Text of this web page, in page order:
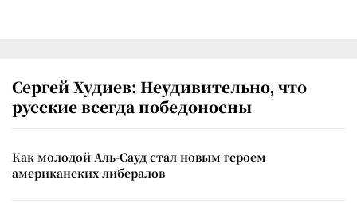
Сергей Худиев: Неудивительно, что
русские всегда победоносны
Как молодой Аль-Сауд стал новым героем
американских либералов